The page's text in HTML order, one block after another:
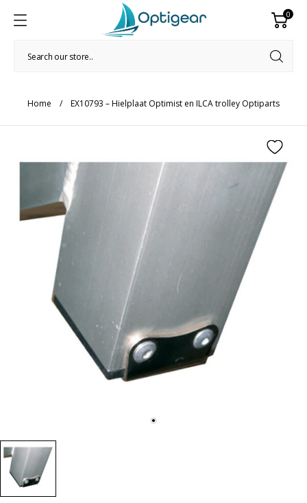
0
Home EX10793 – Hielplaat Optimist en ILCA trolley Optiparts